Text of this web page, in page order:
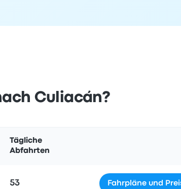
Culiacán?
Tägliche
Abfahrten
53 Fahrpläne und